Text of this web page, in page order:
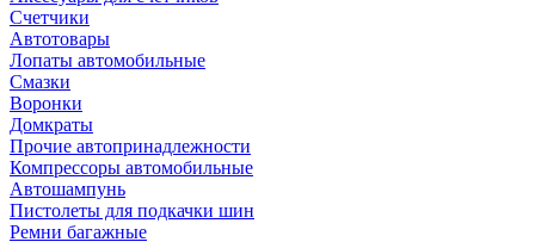
Счетчики
Автотовары
Лопаты автомобильные
Смазки
Воронки
Домкраты
Прочие автопринадлежности
Компрессоры автомобильные
Автошампунь
Пистолеты для подкачки шин
Ремни багажные